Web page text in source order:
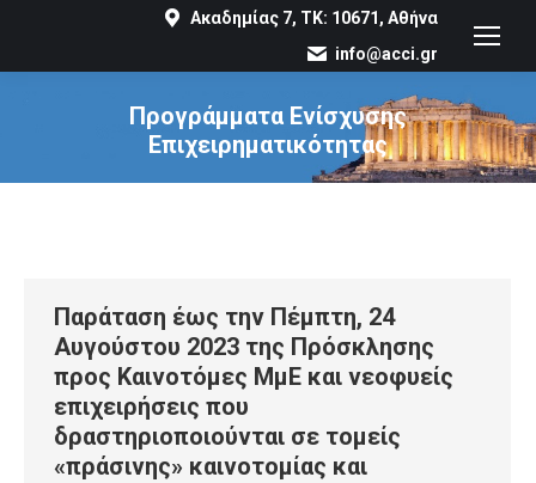
Ακαδημίας 7, ΤΚ: 10671, Αθήνα
info@acci.gr
Προγράμματα Ενίσχυσης
Επιχειρηματικότητας
You are here:
Παράταση έως την Πέμπτη, 24
Αυγούστου 2023 της Πρόσκλησης
προς Καινοτόμες ΜμΕ και νεοφυείς
επιχειρήσεις που
δραστηριοποιούνται σε τομείς
«πράσινης» καινοτομίας και